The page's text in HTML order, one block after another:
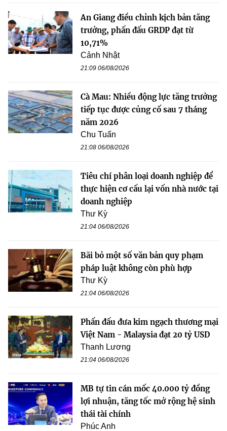
An Giang điều chỉnh kịch bản tăng
trưởng, phấn đấu GRDP đạt từ
10,71%
Cảnh Nhật
21:09 06/08/2026
Cà Mau: Nhiều động lực tăng trưởng
tiếp tục được củng cố sau 7 tháng
năm 2026
Chu Tuấn
21:08 06/08/2026
Tiêu chí phân loại doanh nghiệp để
thực hiện cơ cấu lại vốn nhà nước tại
doanh nghiệp
Thư Kỳ
21:04 06/08/2026
Bãi bỏ một số văn bản quy phạm
pháp luật không còn phù hợp
Thư Kỳ
21:04 06/08/2026
Phấn đấu đưa kim ngạch thương mại
Việt Nam - Malaysia đạt 20 tỷ USD
Thanh Lương
21:04 06/08/2026
MB tự tin cán mốc 40.000 tỷ đồng
lợi nhuận, tăng tốc mở rộng hệ sinh
thái tài chính
Phúc Anh